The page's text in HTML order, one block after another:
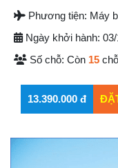
Phương tiện: Máy
Ngày khởi hành:
Số chỗ: Còn 15 chỗ